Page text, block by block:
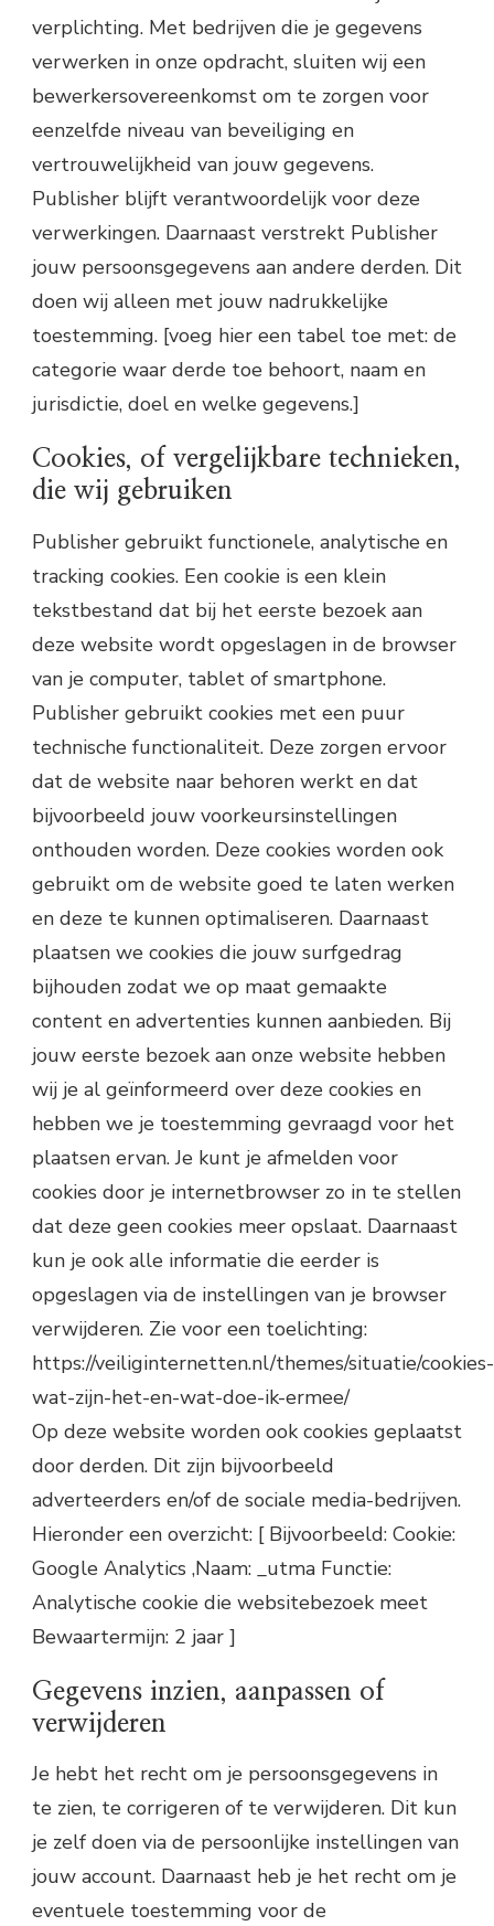
verplichting. Met bedrijven die je gegevens
verwerken in onze opdracht, sluiten wij een
bewerkersovereenkomst om te zorgen voor
eenzelfde niveau van beveiliging en
vertrouwelijkheid van jouw gegevens.
Publisher blijft verantwoordelijk voor deze
verwerkingen. Daarnaast verstrekt Publisher
jouw persoonsgegevens aan andere derden. Dit
doen wij alleen met jouw nadrukkelijke
toestemming. [voeg hier een tabel toe met: de
categorie waar derde toe behoort, naam en
jurisdictie, doel en welke gegevens.]
Cookies, of vergelijkbare technieken,
die wij gebruiken
Publisher gebruikt functionele, analytische en
tracking cookies. Een cookie is een klein
tekstbestand dat bij het eerste bezoek aan
deze website wordt opgeslagen in de browser
van je computer, tablet of smartphone.
Publisher gebruikt cookies met een puur
technische functionaliteit. Deze zorgen ervoor
dat de website naar behoren werkt en dat
bijvoorbeeld jouw voorkeursinstellingen
onthouden worden. Deze cookies worden ook
gebruikt om de website goed te laten werken
en deze te kunnen optimaliseren. Daarnaast
plaatsen we cookies die jouw surfgedrag
bijhouden zodat we op maat gemaakte
content en advertenties kunnen aanbieden. Bij
jouw eerste bezoek aan onze website hebben
wij je al geïnformeerd over deze cookies en
hebben we je toestemming gevraagd voor het
plaatsen ervan. Je kunt je afmelden voor
cookies door je internetbrowser zo in te stellen
dat deze geen cookies meer opslaat. Daarnaast
kun je ook alle informatie die eerder is
opgeslagen via de instellingen van je browser
verwijderen. Zie voor een toelichting:
https://veiliginternetten.nl/themes/situatie/cookies-
wat-zijn-het-en-wat-doe-ik-ermee/
Op deze website worden ook cookies geplaatst
door derden. Dit zijn bijvoorbeeld
adverteerders en/of de sociale media-bedrijven.
Hieronder een overzicht: [ Bijvoorbeeld: Cookie:
Google Analytics ,Naam: _utma Functie:
Analytische cookie die websitebezoek meet
Bewaartermijn: 2 jaar ]
Gegevens inzien, aanpassen of
verwijderen
Je hebt het recht om je persoonsgegevens in
te zien, te corrigeren of te verwijderen. Dit kun
je zelf doen via de persoonlijke instellingen van
jouw account. Daarnaast heb je het recht om je
eventuele toestemming voor de